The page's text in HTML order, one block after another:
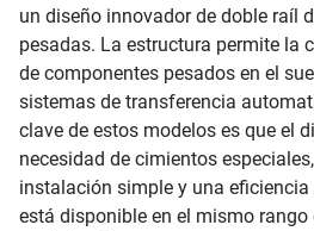
un diseño innovador de doble raíl
pesadas. La estructura permite la
de componentes pesados en el
sistemas de transferencia
clave de estos modelos es que el
necesidad de cimientos
instalación simple y una eficiencia
está disponible en el mismo